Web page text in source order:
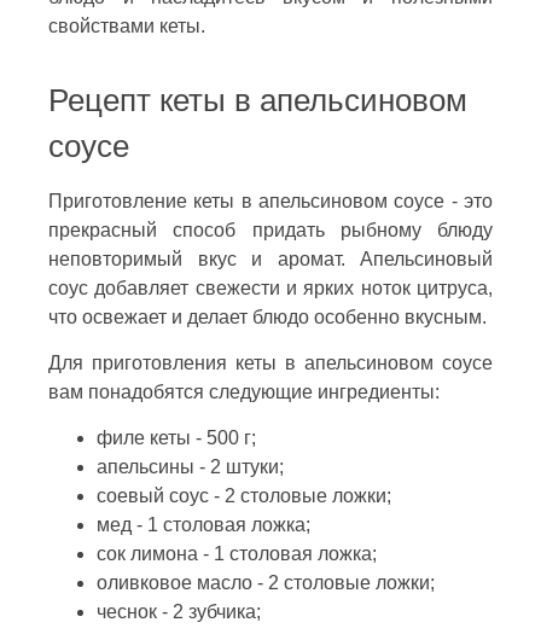
свойствами кеты.
Рецепт кеты в апельсиновом
соусе
Приготовление кеты в апельсиновом соусе - это
прекрасный способ придать рыбному блюду
неповторимый вкус и аромат. Апельсиновый
соус добавляет свежести и ярких ноток цитруса,
что освежает и делает блюдо особенно вкусным.
Для приготовления кеты в апельсиновом соусе
вам понадобятся следующие ингредиенты:
филе кеты - 500 г;
апельсины - 2 штуки;
соевый соус - 2 столовые ложки;
мед - 1 столовая ложка;
сок лимона - 1 столовая ложка;
оливковое масло - 2 столовые ложки;
чеснок - 2 зубчика;